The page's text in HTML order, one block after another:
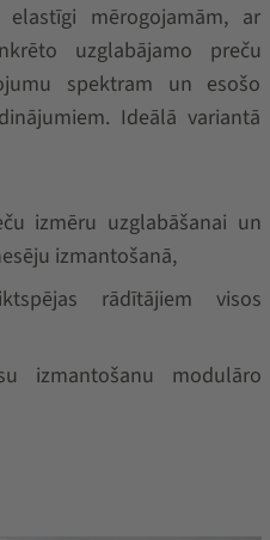
mērogojamām, ar
uzglabājamo preču
spektram un esošo
Ideālā variantā
izmēru uzglabāšanai un
izmantošanā,
rādītājiem visos
izmantošanu modulāro